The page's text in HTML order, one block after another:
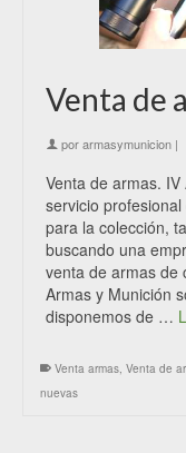
Venta de
porarmasymunicion |
Venta de armas.
servicio
para la colección,
buscando una
venta de armas de
Armas y Munición
disponemos de …
Venta armas, Venta de
nuevas